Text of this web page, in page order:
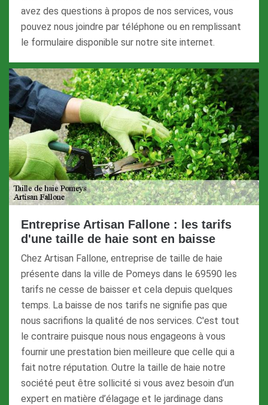
avez des questions à propos de nos services, vous
pouvez nous joindre par téléphone ou en remplissant
le formulaire disponible sur notre site internet.
Entreprise Artisan Fallone : les tarifs
d'une taille de haie sont en baisse
Chez Artisan Fallone, entreprise de taille de haie
présente dans la ville de Pomeys dans le 69590 les
tarifs ne cesse de baisser et cela depuis quelques
temps. La baisse de nos tarifs ne signifie pas que
nous sacrifions la qualité de nos services. C'est tout
le contraire puisque nous nous engageons à vous
fournir une prestation bien meilleure que celle qui a
fait notre réputation. Outre la taille de haie notre
société peut être sollicité si vous avez besoin d’un
expert en matière d’élagage et le jardinage dans